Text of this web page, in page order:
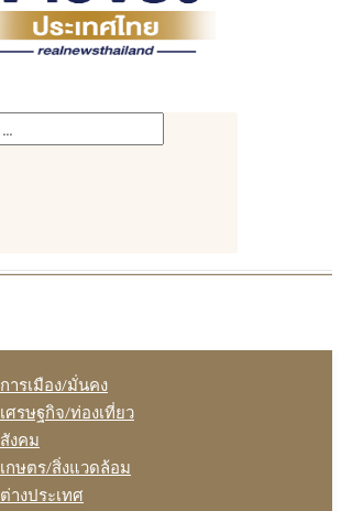
การเมือง/มั่นคง
เศรษฐกิจ/ท่องเที่ยว
สังคม
เกษตร/สิ่งแวดล้อม
ต่างประเทศ